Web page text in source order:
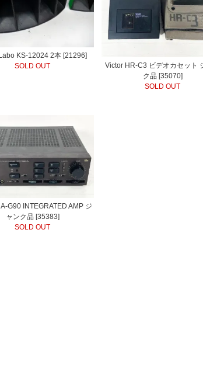
KS-12024 2本 [21296]
SOLD OUT
Victor HR-C3 ビデオカセット
ク品 [35070]
SOLD OUT
G90 INTEGRATED AMP ジ
ャンク品 [35383]
SOLD OUT